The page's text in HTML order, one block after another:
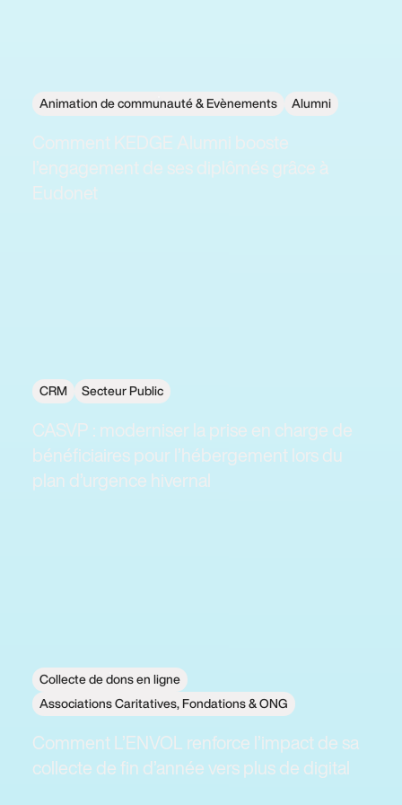
Animation de communauté & Evènements Alumni
Comment KEDGE Alumni booste
l’engagement de ses diplômés grâce à
Eudonet
CRM Secteur Public
CASVP : moderniser la prise en charge de
bénéficiaires pour l’hébergement lors du
plan d’urgence hivernal
Collecte de dons en ligne
Associations Caritatives, Fondations & ONG
Comment L’ENVOL renforce l’impact de sa
collecte de fin d’année vers plus de digital